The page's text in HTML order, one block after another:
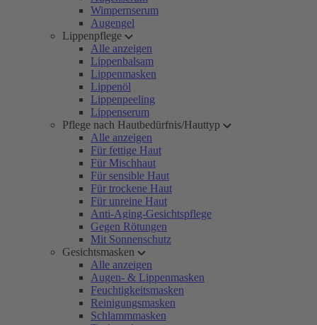
Wimpernserum
Augengel
Lippenpflege
Alle anzeigen
Lippenbalsam
Lippenmasken
Lippenöl
Lippenpeeling
Lippenserum
Pflege nach Hautbedürfnis/Hauttyp
Alle anzeigen
Für fettige Haut
Für Mischhaut
Für sensible Haut
Für trockene Haut
Für unreine Haut
Anti-Aging-Gesichtspflege
Gegen Rötungen
Mit Sonnenschutz
Gesichtsmasken
Alle anzeigen
Augen- & Lippenmasken
Feuchtigkeitsmasken
Reinigungsmasken
Schlammmasken